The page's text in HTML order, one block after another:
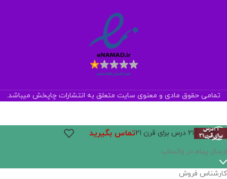
تمامی حقوق مادی و معنوی سایت متعلق به انتشارات چاپخش میباشد.
21 درس برای قرن 21 تماس بگیرید